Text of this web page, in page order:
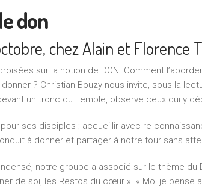
don
chez Alain et Florence
sur la notion de DON. Comment
? Christian Bouzy nous invite, sous la
un tronc du Temple, observe ceux qui y
ses disciples ; accueillir avec re­
à donner et partager à notre tour sans
notre groupe a associé sur le thème du
de soi, les Restos du cœur ». « Moi je pense